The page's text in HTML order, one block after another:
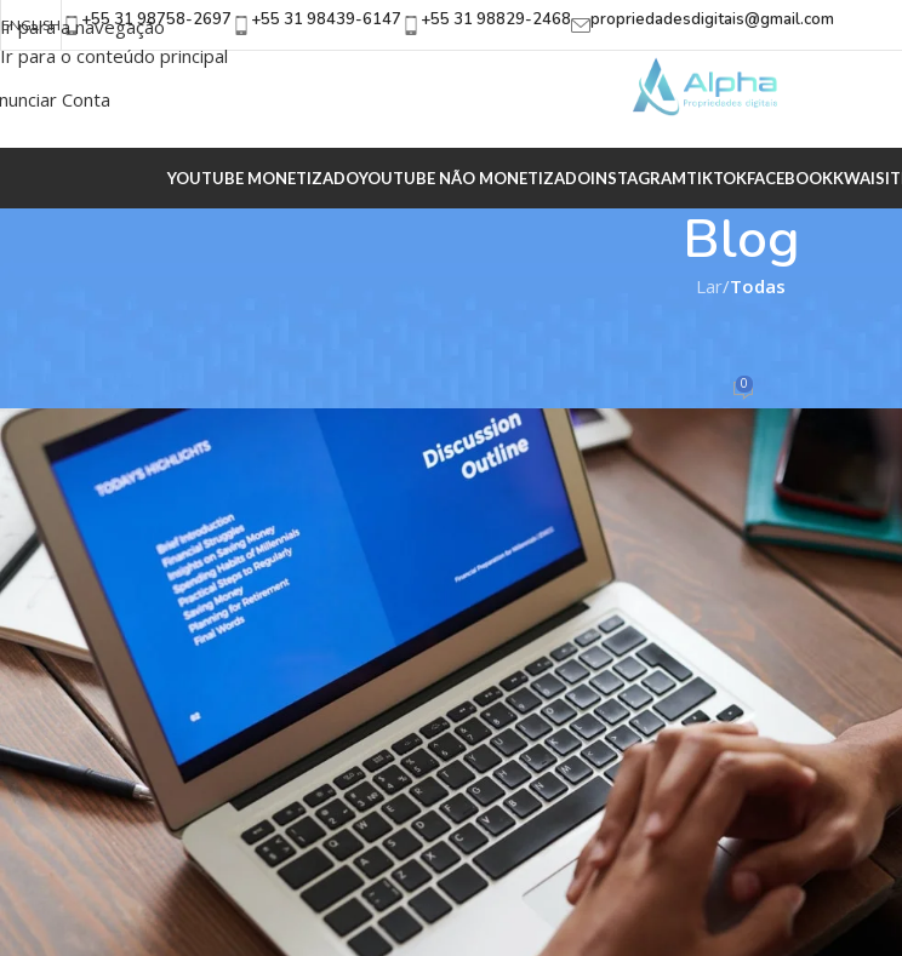
Ir para a navegação
Ir para o conteúdo principal
ENGLISH +55 31 98758-2697 +55 31 98439-6147 +55 31 98829-2468 propriedadesdigitais@gmail.com
Conta
YOUTUBE MONETIZADOYOUTUBE NÃO MONETIZADOINSTAGRAMTIKTOKFACEBOOKKWAI
Blog
Lar/Todas
0